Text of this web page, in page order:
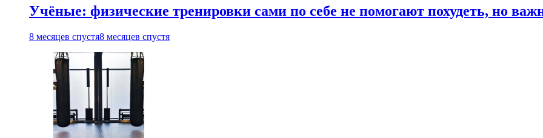
Учёные: физические тренировки сами по себе не помогают похудеть, но
8 месяцев спустя8 месяцев спустя